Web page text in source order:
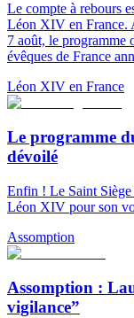
Le compte à rebours
Léon XIV en France.
7 août, le programme
évêques de France
Léon XIV en France
Le programme
dévoilé
Enfin ! Le Saint Siège
Léon XIV pour son
Assomption
Assomption :
vigilance”